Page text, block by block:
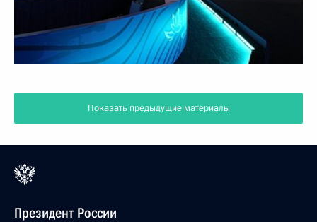
Показать предыдущие материалы
Президент России